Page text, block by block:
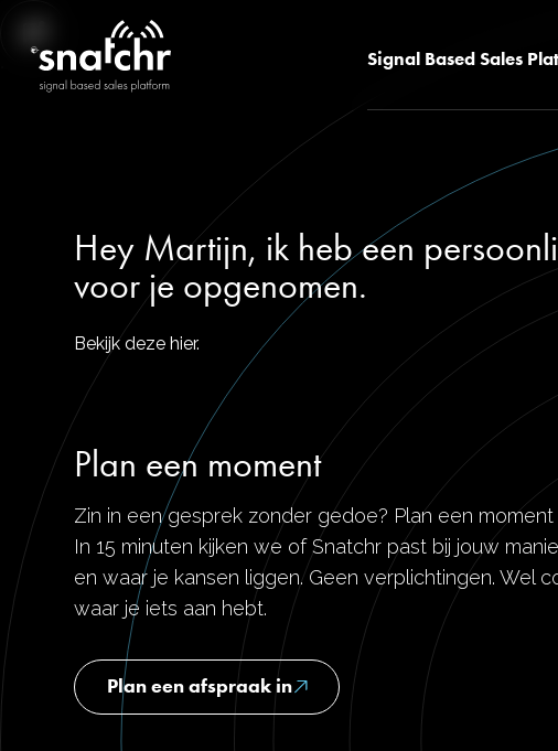
Signal Based Sales
Hey Martijn, ik heb een
voor je opgenomen.
Bekijk deze hier.
Plan een moment
Zin in een gesprek zonder gedoe? Plan een moment
In 15 minuten kijken we of Snatchr past bij jouw
en waar je kansen liggen. Geen verplichtingen. Wel
waar je iets aan hebt.
Plan een afspraak in